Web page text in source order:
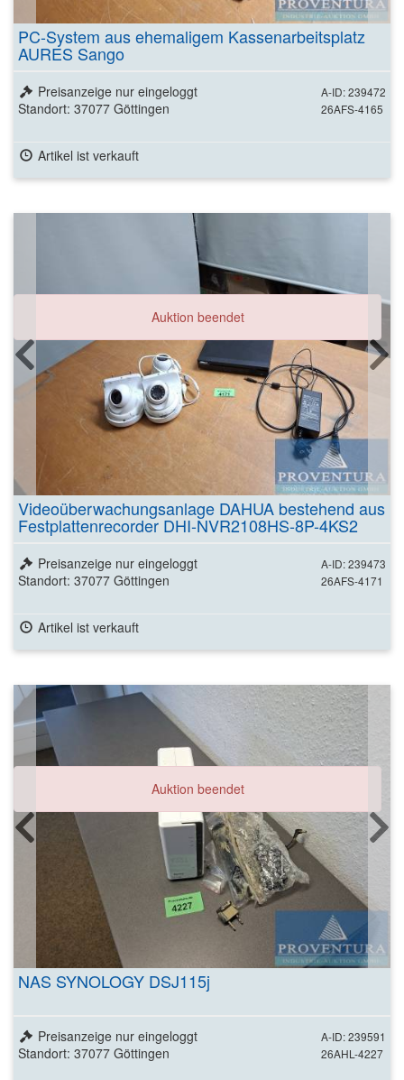
PC-System aus ehemaligem Kassenarbeitsplatz
AURES Sango
A-ID: 239472
26AFS-4165
Preisanzeige nur eingeloggt
Standort: 37077 Göttingen
Artikel ist verkauft
Auktion beendet
Videoüberwachungsanlage DAHUA bestehend aus
Festplattenrecorder DHI-NVR2108HS-8P-4KS2
A-ID: 239473
26AFS-4171
Preisanzeige nur eingeloggt
Standort: 37077 Göttingen
Artikel ist verkauft
Auktion beendet
NAS SYNOLOGY DSJ115j
A-ID: 239591
26AHL-4227
Preisanzeige nur eingeloggt
Standort: 37077 Göttingen